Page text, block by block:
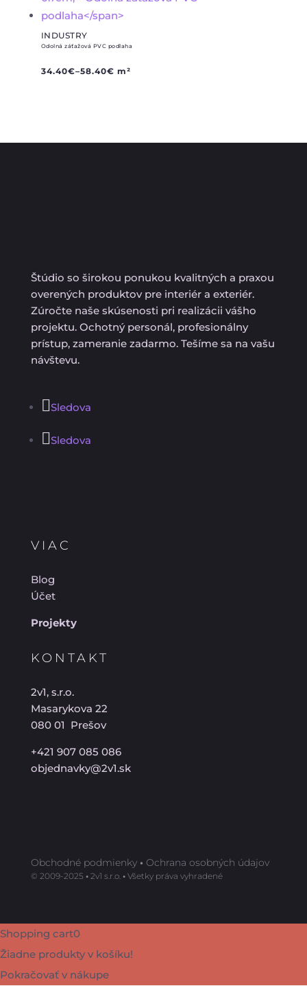
INDUSTRY
Odolná záťažová PVC podlaha
34.40€–58.40€ m²
Štúdio so širokou ponukou kvalitných a praxou
overených produktov pre interiér a exteriér.
Zúročte naše skúsenosti pri realizácii vášho
projektu. Ochotný personál, profesionálny
prístup, zameranie zadarmo. Tešíme sa na vašu
návštevu.
Sledova
Sledova
VIAC
Blog
Účet
Projekty
KONTAKT
2v1, s.r.o.
Masarykova 22
080 01 Prešov
+421 907 085 086
objednavky@2v1.sk
Obchodné podmienky • Ochrana osobných údajov
©️ 2009-2025 •2v1 s.r.o. •Všetky práva vyhradené
Shopping cart0
Žiadne produkty v košíku!
Pokračovať v nákupe